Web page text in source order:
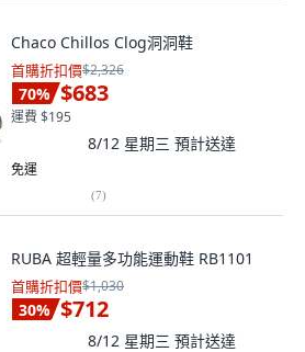
Chaco Chillos Clog洞洞鞋
首購折扣價$2,326
70% $683
運費 $195
8/12 星期三 預計送達
免運
(7)
RUBA 超輕量多功能運動鞋 RB1101
首購折扣價$1,030
30% $712
8/12 星期三 預計送達